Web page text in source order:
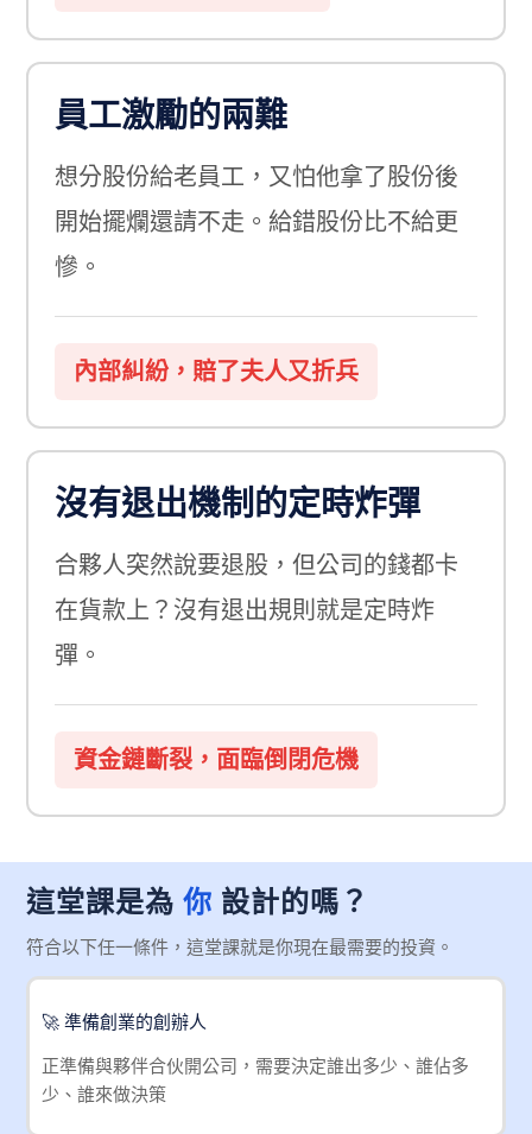
員工激勵的兩難
想分股份給老員工，又怕他拿了股份後
開始擺爛還請不走。給錯股份比不給更
慘。
內部糾紛，賠了夫人又折兵
沒有退出機制的定時炸彈
合夥人突然說要退股，但公司的錢都卡
在貨款上？沒有退出規則就是定時炸
彈。
資金鏈斷裂，面臨倒閉危機
這堂課是為你 設計的嗎？
符合以下任一條件，這堂課就是你現在最需要的投資。
🚀 準備創業的創辦人
正準備與夥伴合伙開公司，需要決定誰出多少、誰佔多
少、誰來做決策